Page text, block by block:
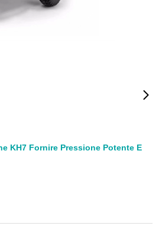
KH7 Fornire Pressione Potente E